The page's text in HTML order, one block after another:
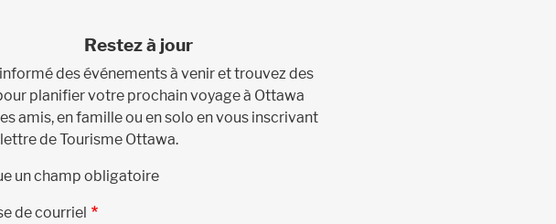
Restez à jour
des événements à venir et trouvez des
planifier votre prochain voyage à Ottawa
amis, en famille ou en solo en vous inscrivant
de Tourisme Ottawa.
un champ obligatoire
de courriel